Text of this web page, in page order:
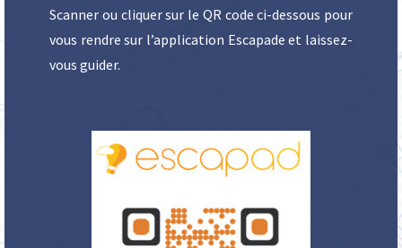
Scanner ou cliquer sur le QR code ci-dessous pour
vous rendre sur l’application Escapade et laissez-
vous guider.